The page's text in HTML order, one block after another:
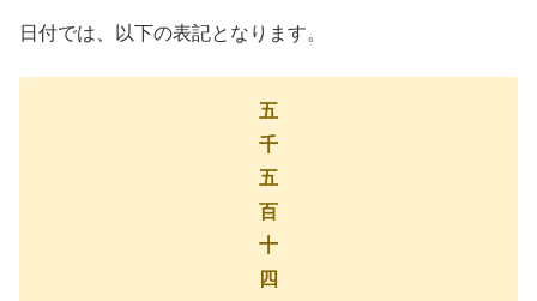
日付では、以下の表記となります。
五
千
五
百
十
四